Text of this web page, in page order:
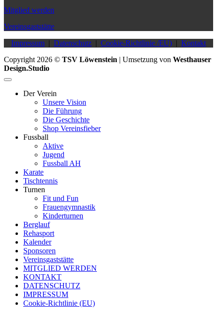
Mitglied werden
Vereinsgaststätte
Impressum | Datenschutz | Cookie-Richtlinie /EU) | Kontakt
Copyright 2026 © TSV Löwenstein | Umsetzung von Westhauser
Design.Studio
Der Verein
Unsere Vision
Die Führung
Die Geschichte
Shop Vereinsfieber
Fussball
Aktive
Jugend
Fussball AH
Karate
Tischtennis
Turnen
Fit und Fun
Frauengymnastik
Kinderturnen
Berglauf
Rehasport
Kalender
Sponsoren
Vereinsgaststätte
MITGLIED WERDEN
KONTAKT
DATENSCHUTZ
IMPRESSUM
Cookie-Richtlinie (EU)